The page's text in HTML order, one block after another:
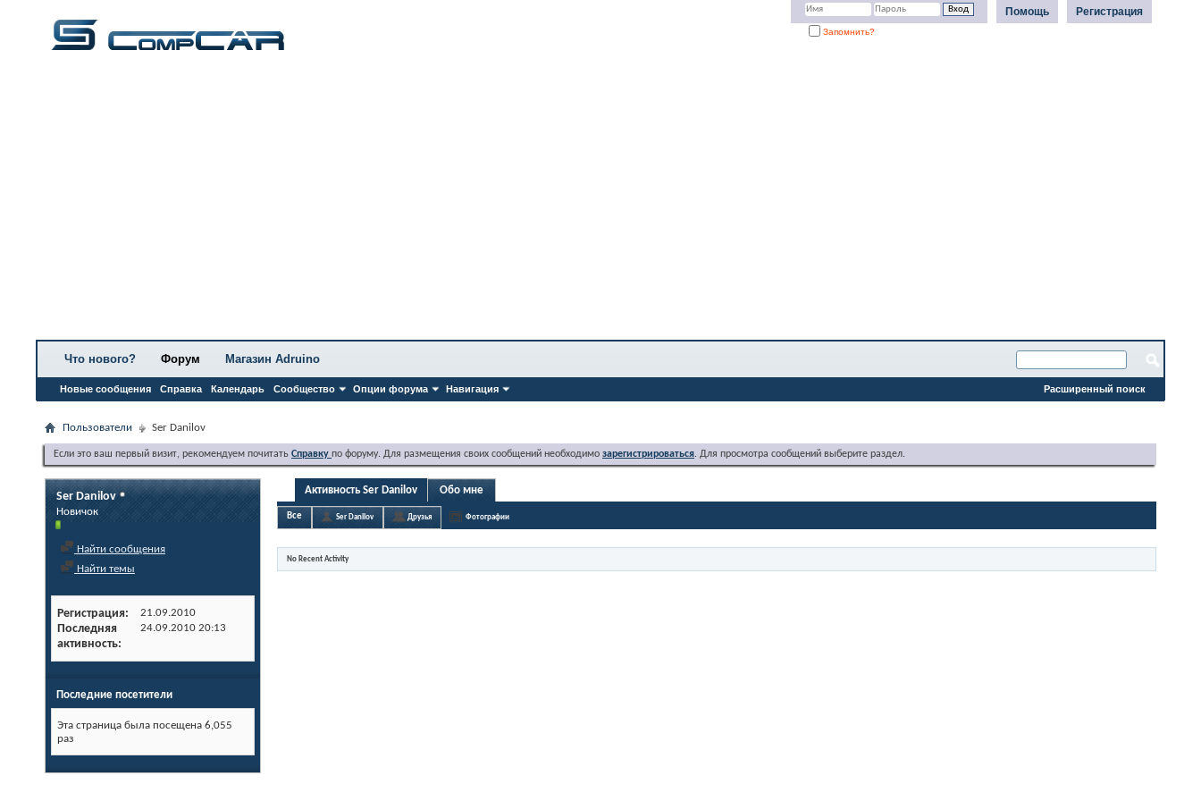
Регистрация
Помощь
Запомнить?
Что нового? Форум
Новые сообщения Справка Календарь Сообщество Опции форума Навигация
Магазин Adruino
Расширенный поиск
Пользователи Ser Danilov
Если это ваш первый визит, рекомендуем почитать Справку по форуму. Для размещения своих сообщений необходимо зарегистрироваться. Для просмотра сообщений выберите раздел.
Ser Danilov
Новичок
Найти сообщения
Найти темы
Регистрация 21.09.2010
Последняя
активность
24.09.2010 20:13
Последние посетители
Эта страница была посещена 6,055
раз
Активность Ser Danilov Обо мне
Все Ser Danilov Друзья Фотографии
No Recent Activity